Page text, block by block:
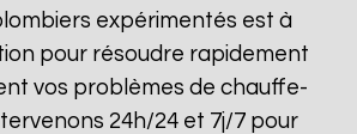
expérimentés est à
pour résoudre rapidement
vos problèmes de chauffe-
24h/24 et 7j/7 pour